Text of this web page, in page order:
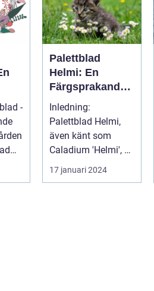
-
Palettblad
Helmi: En
Färgsprakande
Favorit i
Hemmet
Inledning:
Palettblad Helmi,
även känt som
Caladium 'Helmi', är
en färgstark och
populär växt som
17 januari 2024